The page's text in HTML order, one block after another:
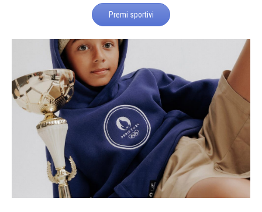
Premi sportivi